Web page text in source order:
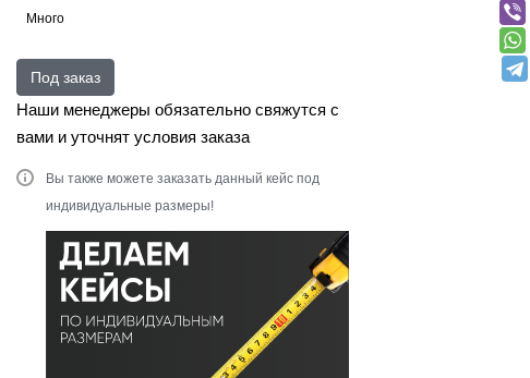
Много
Под заказ
Наши менеджеры обязательно свяжутся с
вами и уточнят условия заказа
Вы также можете заказать данный кейс под
индивидуальные размеры!